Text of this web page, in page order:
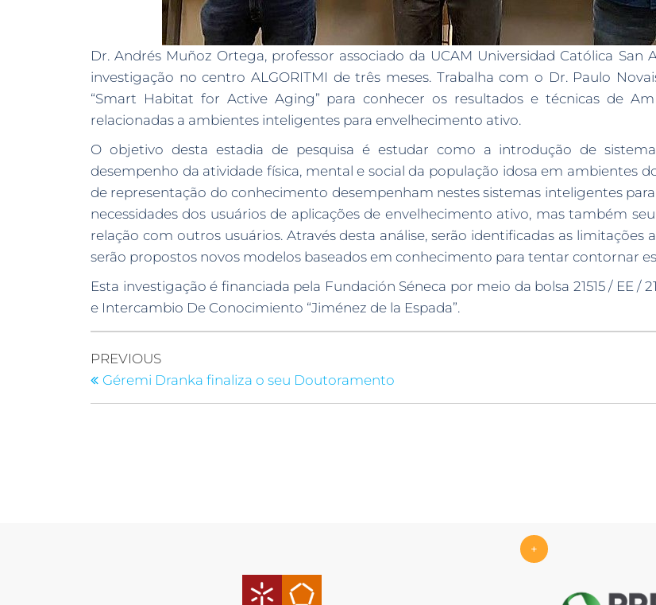
Dr. Andrés Muñoz Ortega, professor associado da UCAM Universidad Católica
investigação no centro ALGORITMI de três meses. Trabalha com o Dr. Paulo
“Smart Habitat for Active Aging” para conhecer os resultados e técnicas de
relacionadas a ambientes inteligentes para envelhecimento ativo.
O objetivo desta estadia de pesquisa é estudar como a introdução de
desempenho da atividade física, mental e social da população idosa em ambientes
de representação do conhecimento desempenham nestes sistemas inteligentes
necessidades dos usuários de aplicações de envelhecimento ativo, mas também
relação com outros usuários. Através desta análise, serão identificadas as
serão propostos novos modelos baseados em conhecimento para tentar contornar
Esta investigação é financiada pela Fundación Séneca por meio da bolsa 21515 / EE /
e Intercambio De Conocimiento “Jiménez de la Espada”.
PREVIOUS
Géremi Dranka finaliza o seu Doutoramento
+